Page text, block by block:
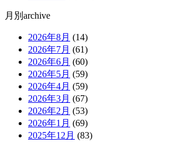
月別archive
2026年8月 (14)
2026年7月 (61)
2026年6月 (60)
2026年5月 (59)
2026年4月 (59)
2026年3月 (67)
2026年2月 (53)
2026年1月 (69)
2025年12月 (83)